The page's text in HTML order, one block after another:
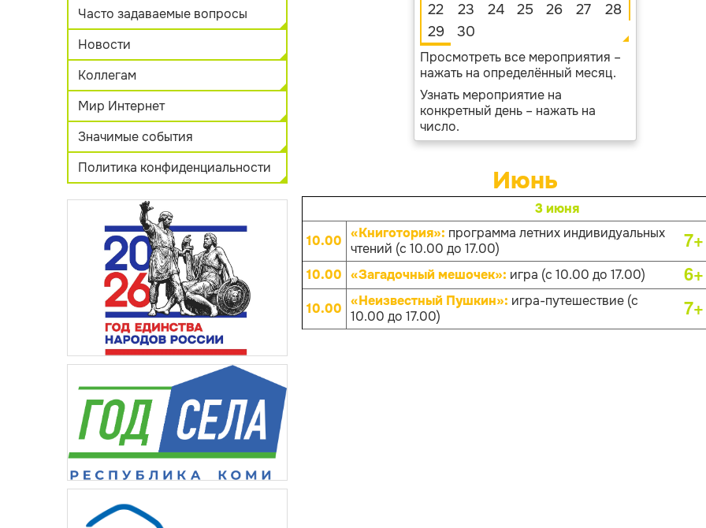
Часто задаваемые вопросы
Новости
Коллегам
Мир Интернет
Значимые события
Политика конфиденциальности
22
23 24 25 26 27
28
29
30
Просмотреть все мероприятия –
нажать на определённый месяц.
Узнать мероприятие на
конкретный день – нажать на
число.
Июнь
3 июня
10.00 «Книготория»: программа летних индивидуальных
чтений (с 10.00 до 17.00)
7+
10.00 «Загадочный мешочек»: игра (с 10.00 до 17.00) 6+
10.00 «Неизвестный Пушкин»: игра-путешествие (с
10.00 до 17.00)
7+